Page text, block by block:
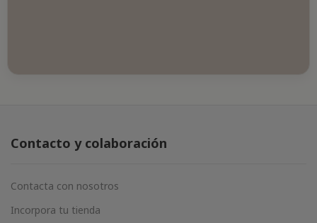
Contacto y colaboración
Contacta con nosotros
Incorpora tu tienda